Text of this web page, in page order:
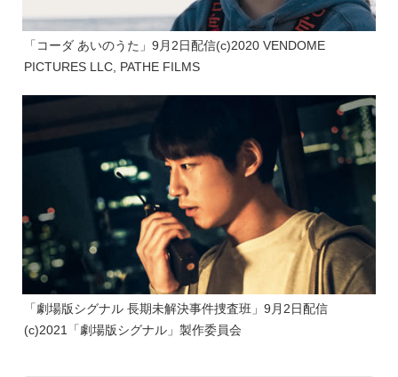
「コーダ あいのうた」9月2日配信(c)2020 VENDOME
PICTURES LLC, PATHE FILMS
「劇場版シグナル 長期未解決事件捜査班」9月2日配信
(c)2021「劇場版シグナル」製作委員会